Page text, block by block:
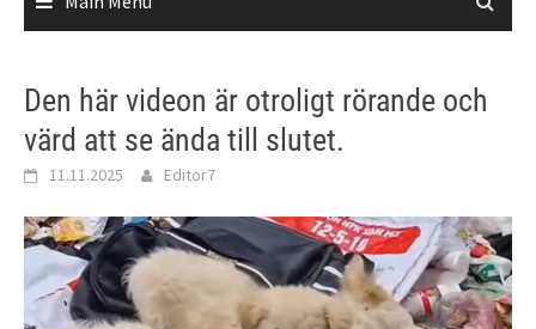
Den här videon är otroligt rörande och
värd att se ända till slutet.
11.11.2025 Editor7